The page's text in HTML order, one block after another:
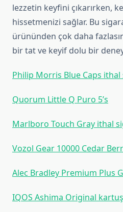
lezzetin keyfini çıkarırken,
hissetmenizi sağlar. Bu
ürününden çok daha
bir tat ve keyif dolu bir
Philip Morris Blue Caps
Quorum Little Q Puro 5’s
Marlboro Touch Gray ithal
Vozol Gear 10000 Cedar
Alec Bradley Premium Plus
IQOS Ashima Original